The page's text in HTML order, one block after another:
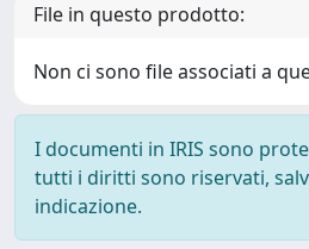
File in questo prodotto:
Non ci sono file associati a
I documenti in IRIS sono
tutti i diritti sono riservati,
indicazione.